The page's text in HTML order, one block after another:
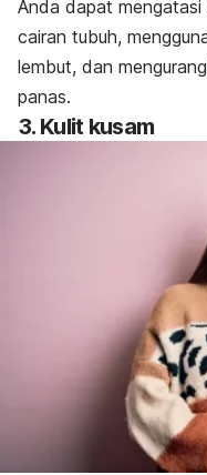
Anda dapat mengatasi
cairan tubuh,
lembut, dan
panas.
3. Kulit kusam